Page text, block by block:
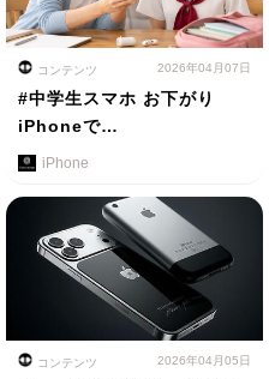
コンテンツ 2026年04月07日
#中学生スマホ お下がり
iPhoneで…
iPhone
コンテンツ 2026年04月05日